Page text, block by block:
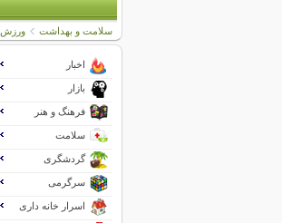
سلامت و بهداشت ورزش
اخبار
بازار
فرهنگ و هنر
سلامت
گردشگری
سرگرمی
اسرار خانه داری